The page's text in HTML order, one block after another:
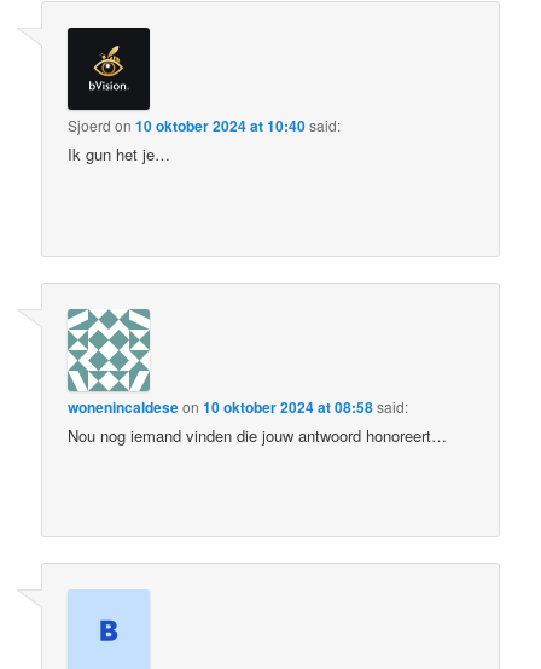
Sjoerd on10 oktober 2024 at 10:40said:
Ik gun het je…
wonenincaldeseon10 oktober 2024 at 08:58said:
Nou nog iemand vinden die jouw antwoord honoreert…